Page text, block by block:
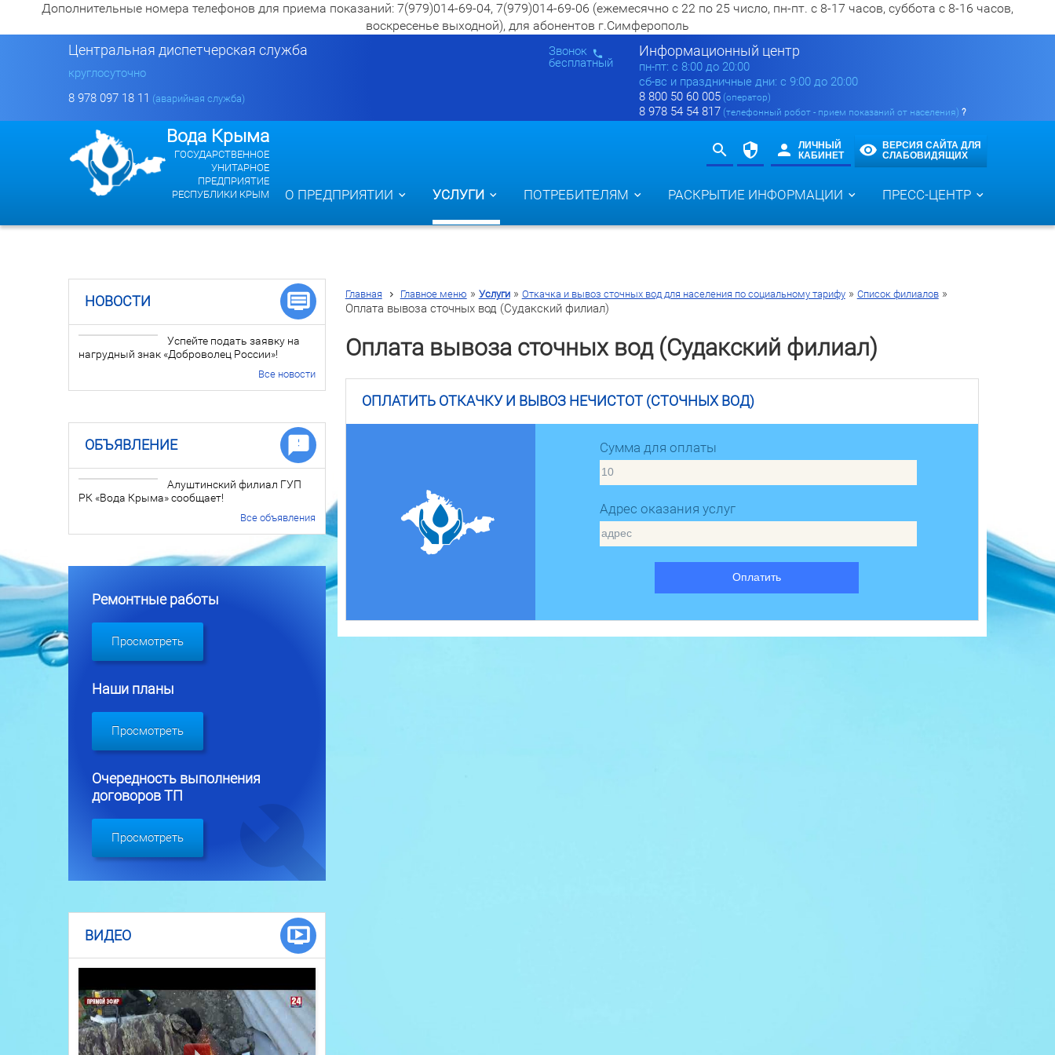
Дополнительные номера телефонов для приема показаний: 7(979)014-69-04, 7(979)014-69-06 (ежемесячно с 22 по 25 число, пн-пт. с 8-17 часов, суббота с 8-16 часов,
воскресенье выходной), для абонентов г.Симферополь
Информационный центр
пн-пт: c 8:00 до 20:00
сб-вс и праздничные дни: с 9:00 до 20:00
8 800 50 60 005 (оператор)
8 978 54 54 817 (телефонный робот - прием показаний от населения) ?
Звонок
бесплатный
Центральная диспетчерская служба
круглосуточно
8 978 097 18 11 (аварийная служба)
Вода Крыма
ГОСУДАРСТВЕННОЕ
УНИТАРНОЕ
ПРЕДПРИЯТИЕ
РЕСПУБЛИКИ КРЫМ
ЛИЧНЫЙ
КАБИНЕТ
ВЕРСИЯ САЙТА ДЛЯ
СЛАБОВИДЯЩИХ
О ПРЕДПРИЯТИИ УСЛУГИ ПОТРЕБИТЕЛЯМ РАСКРЫТИЕ ИНФОРМАЦИИ ПРЕСС-ЦЕНТР
Главная Главное меню » Услуги» Откачка и вывоз сточных вод для населения по социальному тарифу» Список филиалов»
Оплата вывоза сточных вод (Судакский филиал)
Оплата вывоза сточных вод (Судакский филиал)
ОПЛАТИТЬ ОТКАЧКУ И ВЫВОЗ НЕЧИСТОТ (СТОЧНЫХ ВОД)
Сумма для оплаты
Адрес оказания услуг
Оплатить
НОВОСТИ
Успейте подать заявку на
нагрудный знак «Доброволец России»!
Все новости
ОБЪЯВЛЕНИЕ
Алуштинский филиал ГУП
РК «Вода Крыма» сообщает!
Все объявления
Ремонтные работы
Просмотреть
Наши планы
Просмотреть
Очередность выполнения
договоров ТП
Просмотреть
ВИДЕО